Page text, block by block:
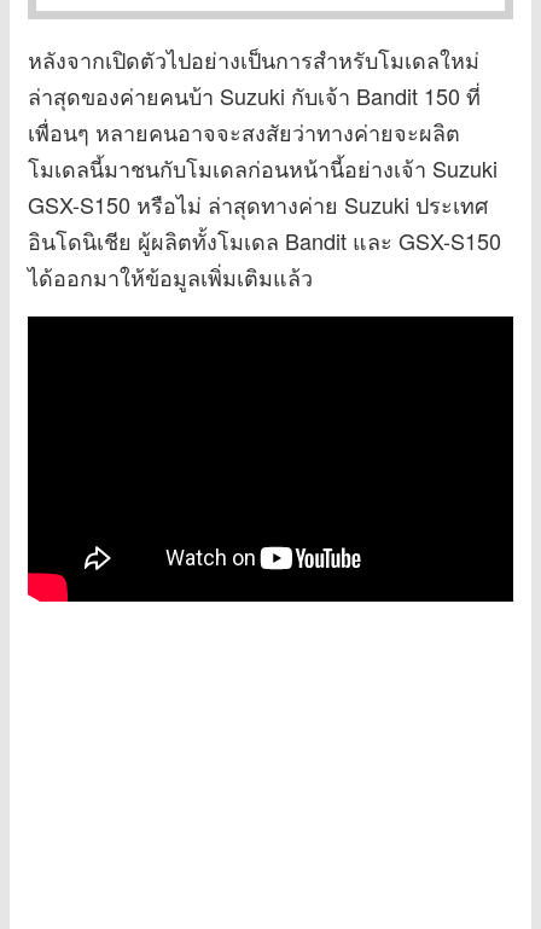
หลังจากเปิดตัวไปอย่างเป็นการสำหรับโมเดลใหม่
ล่าสุดของค่ายคนบ้า Suzuki กับเจ้า Bandit 150 ที่
เพื่อนๆ หลายคนอาจจะสงสัยว่าทางค่ายจะผลิต
โมเดลนี้มาชนกับโมเดลก่อนหน้านี้อย่างเจ้า Suzuki
GSX-S150 หรือไม่ ล่าสุดทางค่าย Suzuki ประเทศ
อินโดนิเชีย ผู้ผลิตทั้งโมเดล Bandit และ GSX-S150
ได้ออกมาให้ข้อมูลเพิ่มเติมแล้ว